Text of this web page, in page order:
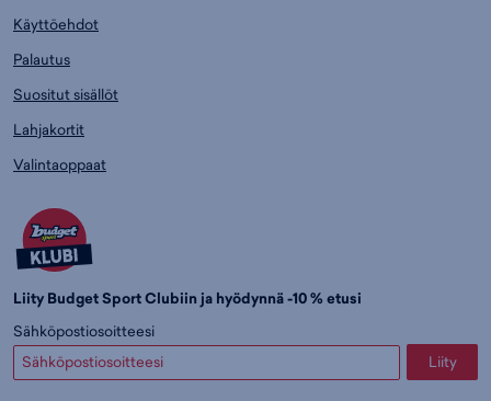
Käyttöehdot
Palautus
Suositut sisällöt
Lahjakortit
Valintaoppaat
Liity Budget Sport Clubiin ja hyödynnä -10 % etusi
Sähköpostiosoitteesi
Liity